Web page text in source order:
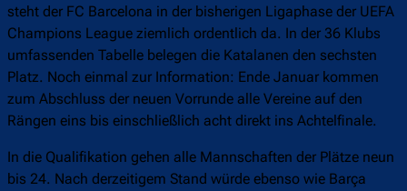
steht der FC Barcelona in der bisherigen Ligaphase der UEFA
Champions League ziemlich ordentlich da. In der 36 Klubs
umfassenden Tabelle belegen die Katalanen den sechsten
Platz. Noch einmal zur Information: Ende Januar kommen
zum Abschluss der neuen Vorrunde alle Vereine auf den
Rängen eins bis einschließlich acht direkt ins Achtelfinale.
In die Qualifikation gehen alle Mannschaften der Plätze neun
bis 24. Nach derzeitigem Stand würde ebenso wie Barça